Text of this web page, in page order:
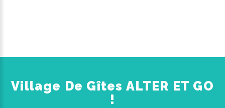
Village De Gîtes ALTER ET GO
!